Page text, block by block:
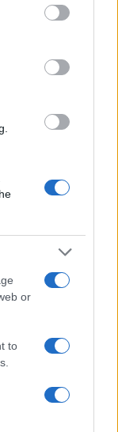
may click to
party tags to
below Google
or
to